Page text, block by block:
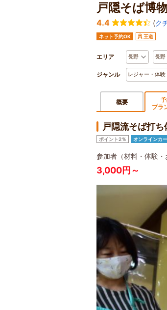
戸隠そば博
4.4 (ク
ネット予約OK 王道
エリア 長野 長野
ジャンル レジャー・体験
概要
プラ
戸隠流そば打
ポイント2％ オンラインカ
参加者（材料・体験
3,000円～